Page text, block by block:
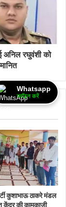
अनिल रघुवंशी को
कुशाभाऊ ठाकरे मंडल
केंद्र की कामकाजी
Whatsapp
ज्वॉइन करें